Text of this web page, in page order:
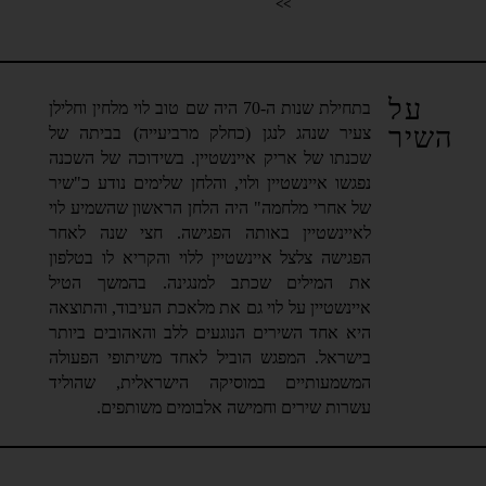
>>
על
השיר
בתחילת שנות ה-70 היה שם טוב לוי מלחין וחלילן
צעיר שנהג לנגן (כחלק מרביעייה) בביתה של
שכנתו של אריק איינשטיין. בשידוכה של השכנה
נפגשו איינשטיין ולוי, והלחן שלימים נודע כ"שיר
של אחרי מלחמה" היה הלחן הראשון שהשמיע לוי
לאיינשטיין באותה הפגישה. חצי שנה לאחר
הפגישה צלצל איינשטיין ללוי והקריא לו בטלפון
את המילים שכתב למנגינה. בהמשך הטיל
איינשטיין על לוי גם את מלאכת העיבוד, והתוצאה
היא אחד השירים הנוגעים ללב והאהובים ביותר
בישראל. המפגש הוביל לאחד משיתופי הפעולה
המשמעותיים במוסיקה הישראלית, שהוליד
עשרות שירים וחמישה אלבומים משותפים.